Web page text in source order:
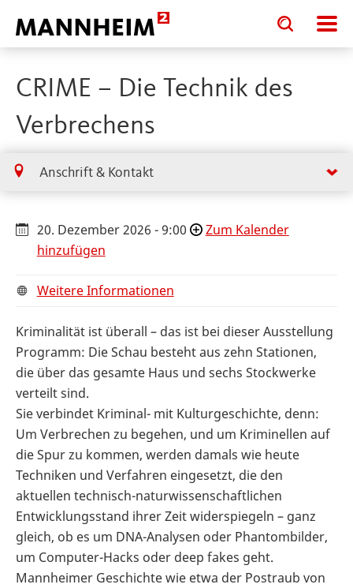
Toggle
search
input
Toggle
search
input
CRIME – Die Technik des
Verbrechens
Anschrift & Kontakt
20. Dezember 2026 - 9:00
Zum Kalender
hinzufügen
Weitere Informationen
Kriminalität ist überall – das ist bei dieser Ausstellung
Programm: Die Schau besteht aus zehn Stationen,
die über das gesamte Haus und sechs Stockwerke
verteilt sind.
Sie verbindet Kriminal- mit Kulturgeschichte, denn:
Um Verbrechen zu begehen, und um Kriminellen auf
die Spur zu kommen, werden damals wie heute
Techniken und Verfahren eingesetzt, die den
aktuellen technisch-naturwissenschaftlichen
Entwicklungsstand ihrer Zeit widerspiegeln – ganz
gleich, ob es um DNA-Analysen oder Phantombilder,
um Computer-Hacks oder deep fakes geht.
Mannheimer Geschichte wie etwa der Postraub von